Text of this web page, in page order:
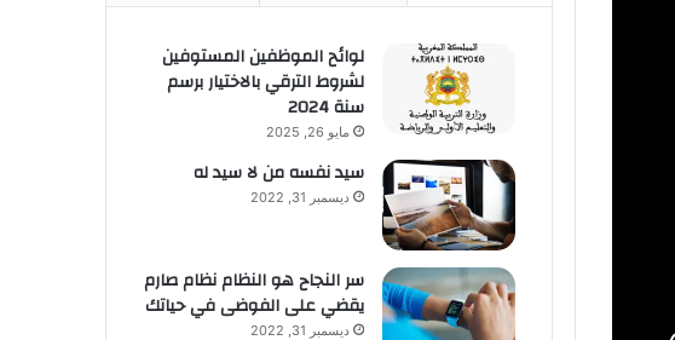
لوائح الموظفين المستوفين
لشروط الترقي بالاختيار برسم
سنة 2024
مايو 26, 2025
سيد نفسه من لا سيد له
ديسمبر 31, 2022
سر النجاح هو النظام نظام صارم
يقضي على الفوضى في حياتك
ديسمبر 31, 2022